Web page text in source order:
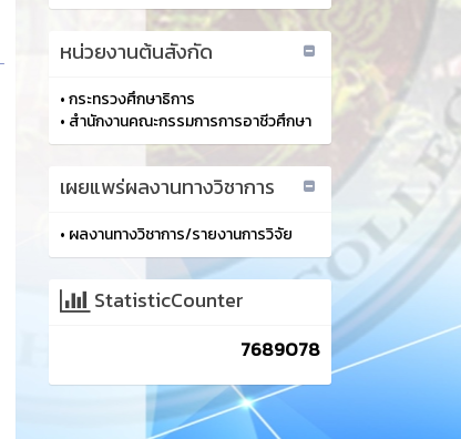
หน่วยงานต้นสังกัด
•กระทรวงศึกษาธิการ
• สำนักงานคณะกรรมการการอาชีวศึกษา
เผยแพร่ผลงานทางวิชาการ
• ผลงานทางวิชาการ/รายงานการวิจัย
StatisticCounter
7689078